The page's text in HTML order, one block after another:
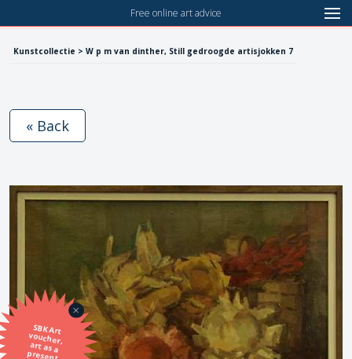
Free online art advice
Kunstcollectie > W p m van dinther, Still gedroogde artisjokken 7
SBK Art
voucher,
art as a
« Back